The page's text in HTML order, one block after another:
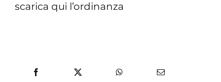
scarica qui l’ordinanza